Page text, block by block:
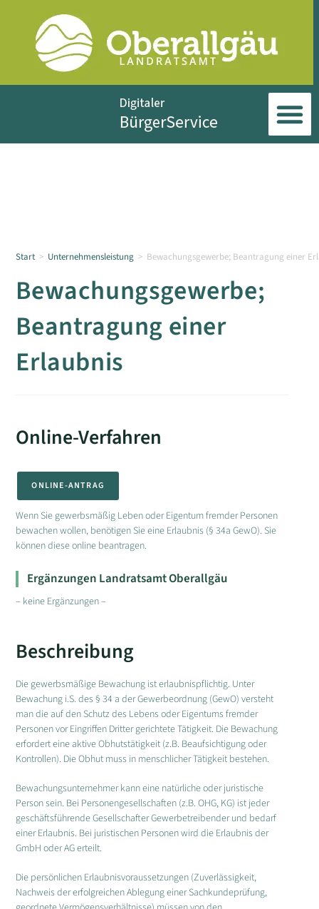
Start > Unternehmensleistung > Bewachungsgewerbe; Beantragung einer
Bewachungsgewerbe;
Beantragung einer
Erlaubnis
Online-Verfahren
ONLINE-ANTRAG
Wenn Sie gewerbsmäßig Leben oder Eigentum fremder Personen
bewachen wollen, benötigen Sie eine Erlaubnis (§ 34a GewO). Sie
können diese online beantragen.
Ergänzungen Landratsamt Oberallgäu
– keine Ergänzungen –
Beschreibung
Die gewerbsmäßige Bewachung ist erlaubnispflichtig. Unter
Bewachung i.S. des § 34 a der Gewerbeordnung (GewO) versteht
man die auf den Schutz des Lebens oder Eigentums fremder
Personen vor Eingriffen Dritter gerichtete Tätigkeit. Die Bewachung
erfordert eine aktive Obhutstätigkeit (z.B. Beaufsichtigung oder
Kontrollen). Die Obhut muss in menschlicher Tätigkeit bestehen.
Bewachungsunternehmer kann eine natürliche oder juristische
Person sein. Bei Personengesellschaften (z.B. OHG, KG) ist jeder
geschäftsführende Gesellschafter Gewerbetreibender und bedarf
einer Erlaubnis. Bei juristischen Personen wird die Erlaubnis der
GmbH oder AG erteilt.
Die persönlichen Erlaubnisvoraussetzungen (Zuverlässigkeit,
Nachweis der erfolgreichen Ablegung einer Sachkundeprüfung,